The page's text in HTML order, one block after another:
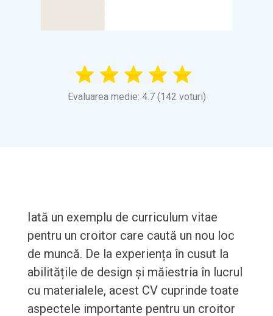
Evaluarea medie: 4.7 (142 voturi)
Iată un exemplu de curriculum vitae
pentru un croitor care caută un nou loc
de muncă. De la experiența în cusut la
abilitățile de design și măiestria în lucrul
cu materialele, acest CV cuprinde toate
aspectele importante pentru un croitor